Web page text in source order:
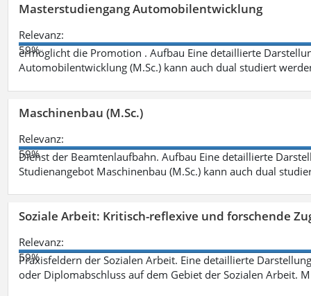
Masterstudiengang Automobilentwicklung
Relevanz:
59%
ermöglicht die Promotion . Aufbau Eine detaillierte
Automobilentwicklung (M.Sc.) kann auch dual studiert
Maschinenbau (M.Sc.)
Relevanz:
59%
Dienst der Beamtenlaufbahn. Aufbau Eine detaillierte
Studienangebot Maschinenbau (M.Sc.) kann auch dual
Soziale Arbeit: Kritisch-reflexive und forschende
Relevanz:
59%
Praxisfeldern der Sozialen Arbeit. Eine detaillierte
oder Diplomabschluss auf dem Gebiet der Sozialen Arbeit.